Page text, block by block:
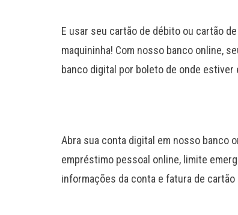
E usar seu cartão de débito ou cartão
maquininha! Com nosso banco online,
banco digital por boleto de onde
Abra sua conta digital em nosso banco
empréstimo pessoal online, limite
informações da conta e fatura de